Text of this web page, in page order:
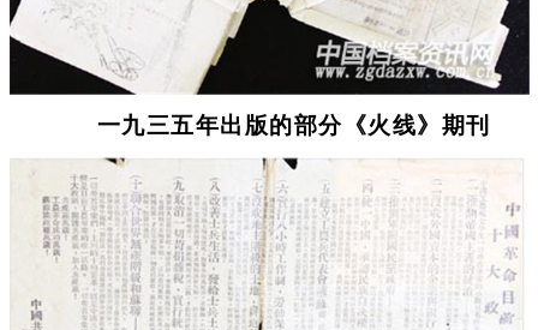
一九三五年出版的部分《火线》期刊